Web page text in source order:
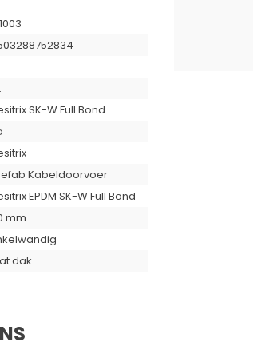
SK-W Full Bond
Kabeldoorvoer
EPDM SK-W Full Bond
mm
dak